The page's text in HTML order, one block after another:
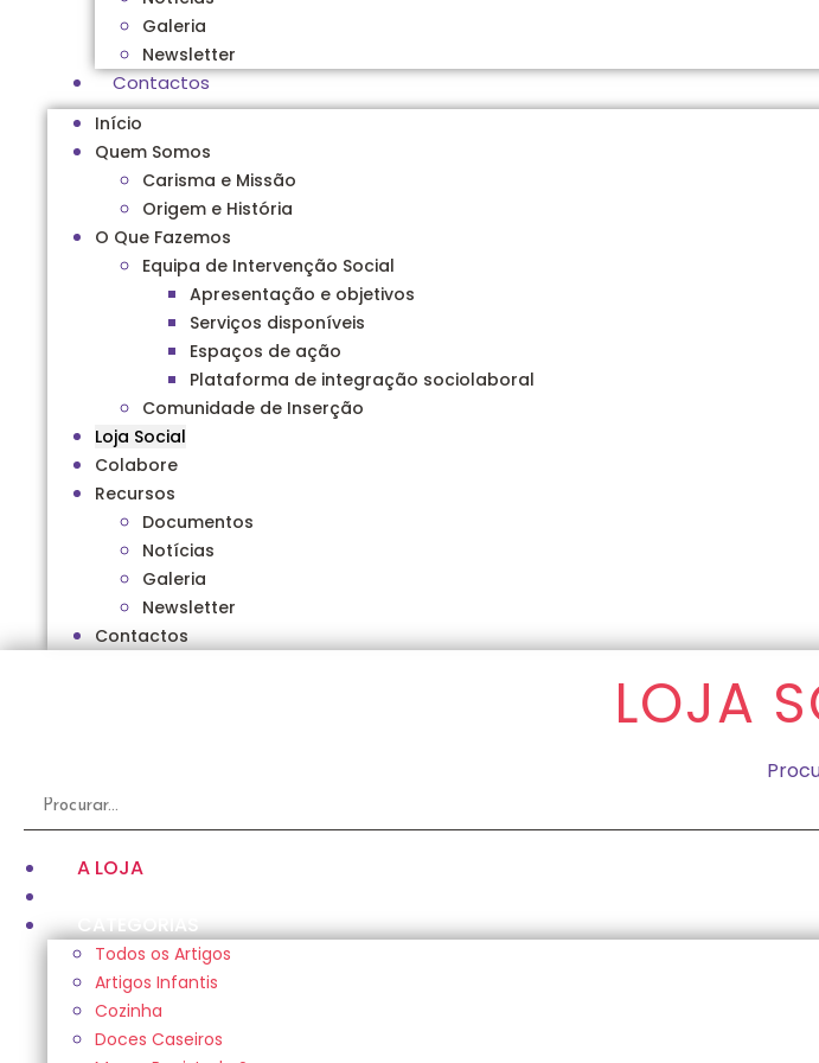
Galeria
Newsletter
Contactos
Início
Quem Somos
Carisma e Missão
Origem e História
O Que Fazemos
Equipa de Intervenção Social
Apresentação e objetivos
Serviços disponíveis
Espaços de ação
Plataforma de integração sociolaboral
Comunidade de Inserção
Loja Social
Colabore
Recursos
Documentos
Notícias
Galeria
Newsletter
Contactos
LOJA
A LOJA
CATEGORIAS
Todos os Artigos
Artigos Infantis
Cozinha
Doces Caseiros